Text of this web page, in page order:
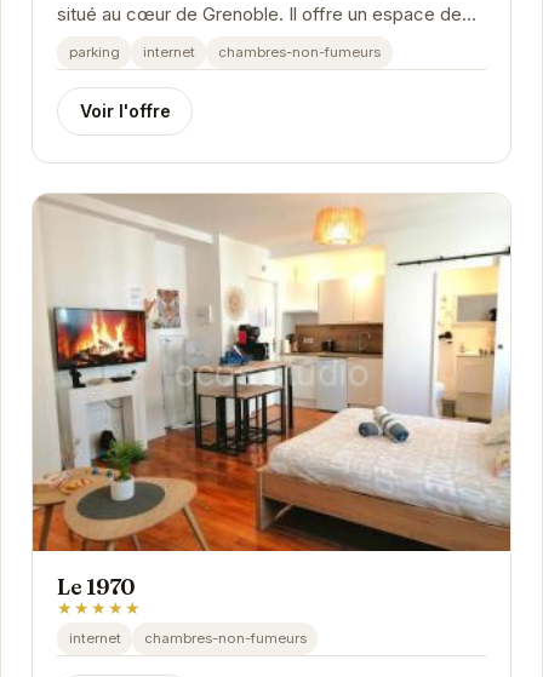
situé au cœur de Grenoble. Il offre un espace de
vie confortable avec une kitchenette équipée,...
parking internet chambres-non-fumeurs
Voir l'offre
Le 1970
★★★★★
internet chambres-non-fumeurs